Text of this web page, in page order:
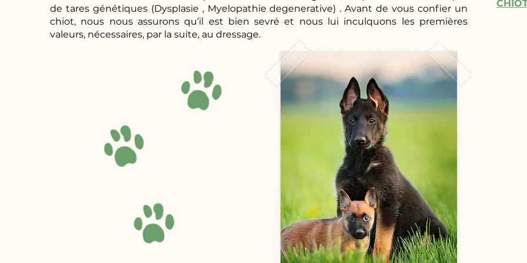
de tares génétiques (Dysplasie , Myelopathie degenerative) . Avant de vous confier un
chiot, nous nous assurons qu’il est bien sevré et nous lui inculquons les premières
valeurs, nécessaires, par la suite, au dressage.